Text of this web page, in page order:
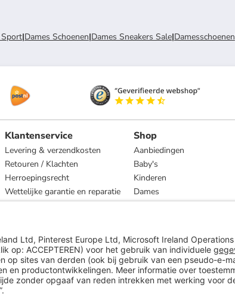
|Dames Schoenen|Dames Sneakers Sale|Damesschoenen
Klantenservice
Levering & verzendkosten
Retouren / Klachten
Herroepingsrecht
Wettelijke garantie en reparatie
Shop
Aanbiedingen
Baby's
Kinderen
Dames
Heren